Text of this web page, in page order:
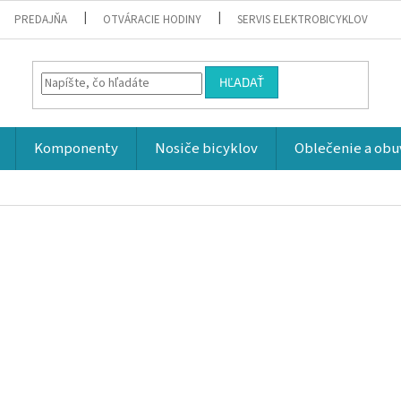
PREDAJŇA OTVÁRACIE HODINY SERVIS ELEKTROBICYKLOV
HĽADAŤ
Komponenty Nosiče bicyklov Oblečenie a